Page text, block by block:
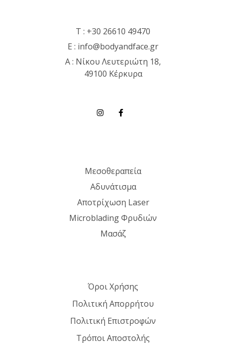
T : +30 26610 49470
E : info@bodyandface.gr
Α : Νίκου Λευτεριώτη 18,
49100 Κέρκυρα
Μεσοθεραπεία
Αδυνάτισμα
Αποτρίχωση Laser
Microblading Φρυδιών
Μασάζ
Όροι Χρήσης
Πολιτική Απορρήτου
Πολιτική Επιστροφών
Τρόποι Αποστολής